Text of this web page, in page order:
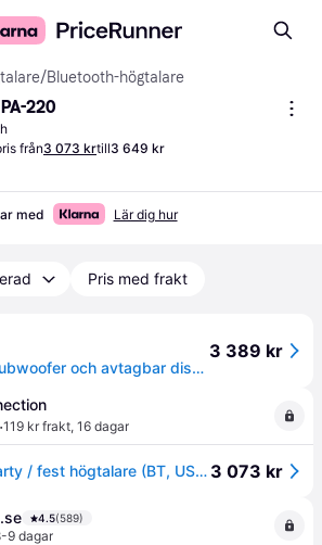
/Bluetooth-högtalare
220
från3 073 krtill3 649 kr
med Lär dig hur
Pris med frakt
Lenco PA med subwoofer och avtagbar diskantpelare
3 389 kr
·119 kr frakt, 16 dagar
Lenco PA-220BK Party / fest högtalare (BT, USB, FM radio) | Svart 3 073 kr
4.5(589)
9 dagar